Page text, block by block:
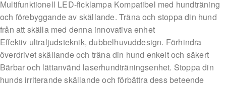
Multifunktionell LED-ficklampa Kompatibel med hundträning
och förebyggande av skällande. Träna och stoppa din hund
från att skälla med denna innovativa enhet
Effektiv ultraljudsteknik, dubbelhuvuddesign. Förhindra
överdrivet skällande och träna din hund enkelt och säkert
Bärbar och lättanvänd laserhundträningsenhet. Stoppa din
hunds irriterande skällande och förbättra dess beteende